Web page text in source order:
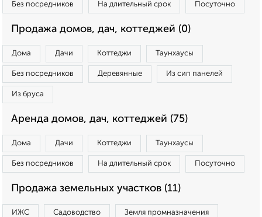
Без посредников На длительный срок Посуточно
Продажа домов, дач, коттеджей (0)
Дома Дачи Коттеджи Таунхаусы
Без посредников Деревянные Из сип панелей
Из бруса
Аренда домов, дач, коттеджей (75)
Дома Дачи Коттеджи Таунхаусы
Без посредников На длительный срок Посуточно
Продажа земельных участков (11)
ИЖС Садоводство Земля промназначения